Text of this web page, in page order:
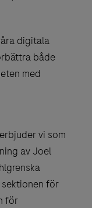
digitala
både
med
vi som
av Joel
för
för